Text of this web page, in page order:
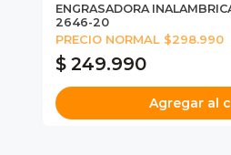
ENGRASADORA
2646-20
PRECIO NORMAL $298.990
$ 249.990
Agregar al